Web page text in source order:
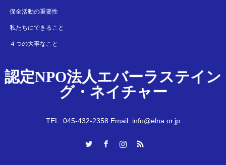
保全活動の重要性
私たちにできること
４つの大事なこと
認定NPO法人エバーラステイン
グ・ネイチャー
TEL: 045-432-2358 Email: info@elna.or.jp